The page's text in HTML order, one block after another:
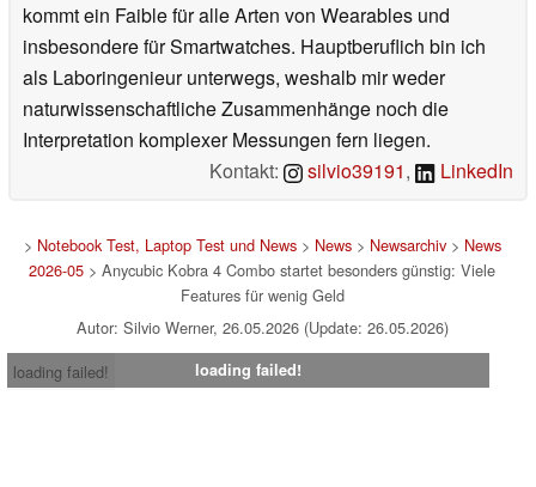
kommt ein Faible für alle Arten von Wearables und
insbesondere für Smartwatches. Hauptberuflich bin ich
als Laboringenieur unterwegs, weshalb mir weder
naturwissenschaftliche Zusammenhänge noch die
Interpretation komplexer Messungen fern liegen.
Kontakt:
silvio39191, LinkedIn
> Notebook Test, Laptop Test und News> News> Newsarchiv> News
2026-05 > Anycubic Kobra 4 Combo startet besonders günstig: Viele
Features für wenig Geld
Autor: Silvio Werner, 26.05.2026 (Update: 26.05.2026)
loading failed!
loading failed!